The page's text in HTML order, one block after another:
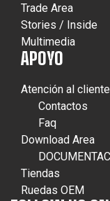
Trade Area
Stories / Inside
Multimedia
APOYO
Atención al cliente
Contactos
Faq
Download Area
Tiendas
Ruedas OEM